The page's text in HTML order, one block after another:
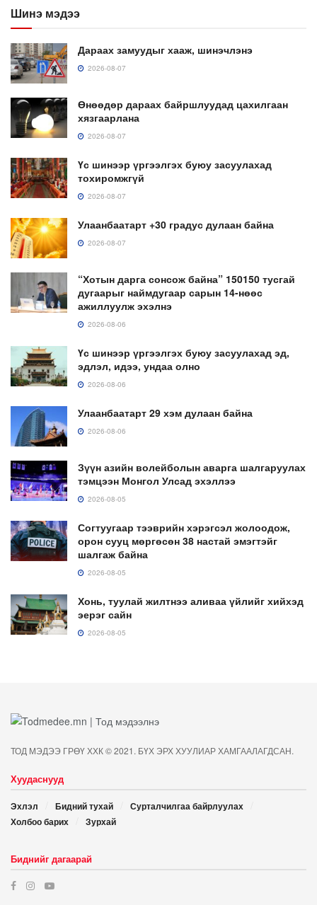
Шинэ мэдээ
Дараах замуудыг хааж, шинэчлэнэ
2026-08-07
Өнөөдөр дараах байршлуудад цахилгаан
хязгаарлана
2026-08-07
Үс шинээр үргээлгэх буюу засуулахад
тохиромжгүй
2026-08-07
Улаанбаатарт +30 градус дулаан байна
2026-08-07
“Хотын дарга сонсож байна” 150150 тусгай
дугаарыг наймдугаар сарын 14-нөөс
ажиллуулж эхэлнэ
2026-08-06
Үс шинээр үргээлгэх буюу засуулахад эд,
эдлэл, идээ, ундаа олно
2026-08-06
Улаанбаатарт 29 хэм дулаан байна
2026-08-06
Зүүн азийн волейболын аварга шалгаруулах
тэмцээн Монгол Улсад эхэллээ
2026-08-05
Согтуугаар тээврийн хэрэгсэл жолоодож,
орон сууц мөргөсөн 38 настай эмэгтэйг
шалгаж байна
2026-08-05
Хонь, туулай жилтнээ аливаа үйлийг хийхэд
эерэг сайн
2026-08-05
ТОД МЭДЭЭ ГРӨҮ ХХК © 2021. БҮХ ЭРХ ХУУЛИАР ХАМГААЛАГДСАН.
Хуудаснууд
Эхлэл Бидний тухай
Сурталчилгаа байрлуулах
Холбоо барих
Зурхай
Биднийг дагаарай